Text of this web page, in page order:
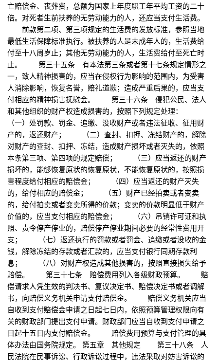
亡赔偿金、丧葬费，总额为国家上年度职工年平均工资的二十
倍。对死者生前扶养的无劳动能力的人，还应当支付生活费。
前款第二项、第三项规定的生活费的发放标准，参照当地
最低生活保障标准执行。被扶养的人是未成年人的，生活费给
付至十八周岁止；其他无劳动能力的人，生活费给付至死亡时
止。 第三十五条 有本法第三条或者第十七条规定情形之
一，致人精神损害的，应当在侵权行为影响的范围内，为受害
人消除影响，恢复名誉，赔礼道歉；造成严重后果的，应当支
付相应的精神损害抚慰金。 第三十六条 侵犯公民、法人
和其他组织的财产权造成损害的，按照下列规定处理：
（一）处罚款、罚金、追缴、没收财产或者违法征收、征用财
产的，返还财产； （二）查封、扣押、冻结财产的，解除
对财产的查封、扣押、冻结，造成财产损坏或者灭失的，依照
本条第三项、第四项的规定赔偿； （三）应当返还的财产
损坏的，能够恢复原状的恢复原状，不能恢复原状的，按照损
害程度给付相应的赔偿金； （四）应当返还的财产灭失
的，给付相应的赔偿金； （五）财产已经拍卖或者变卖
的，给付拍卖或者变卖所得的价款；变卖的价款明显低于财产
价值的，应当支付相应的赔偿金； （六）吊销许可证和执
照、责令停产停业的，赔偿停产停业期间必要的经常性费用开
支； （七）返还执行的罚款或者罚金、追缴或者没收的金
钱，解除冻结的存款或者汇款的，应当支付银行同期存款利
息； （八）对财产权造成其他损害的，按照直接损失给予
赔偿。 第三十七条 赔偿费用列入各级财政预算。 赔
偿请求人凭生效的判决书、复议决定书、赔偿决定书或者调解
书，向赔偿义务机关申请支付赔偿金。 赔偿义务机关应当
自收到支付赔偿金申请之日起七日内，依照预算管理权限向有
关的财政部门提出支付申请。财政部门应当自收到支付申请之
日起十五日内支付赔偿金。 赔偿费用预算与支付管理的具
体办法由国务院规定。 第五章 其他规定 第三十八条 人
民法院在民事诉讼、行政诉讼过程中，违法采取对妨害诉讼的